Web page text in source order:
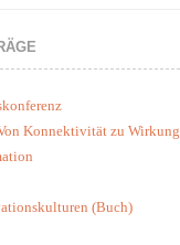
Konnektivität zu Wirkung
(Buch)